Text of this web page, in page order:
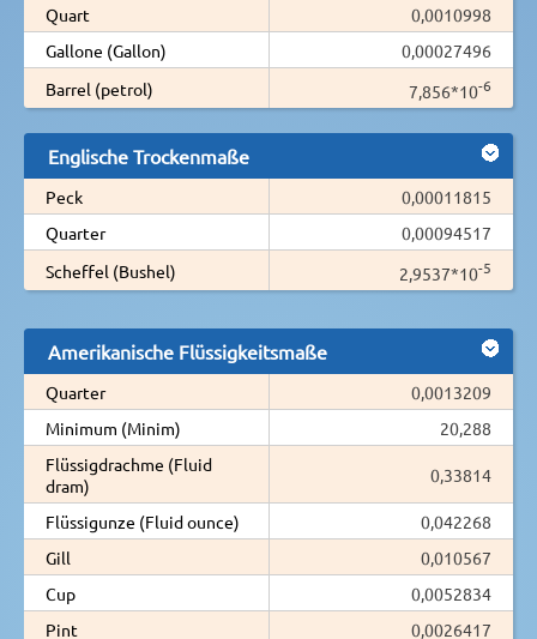
Quart
0,0010998
Gallone (Gallon)
0,00027496
Barrel (petrol)
7,856*10-6
Englische Trockenmaße
Peck
0,00011815
Quarter
0,00094517
Scheffel (Bushel)
2,9537*10-5
Amerikanische Flüssigkeitsmaße
Quarter
0,0013209
Minimum (Minim)
20,288
Flüssigdrachme (Fluid
dram)
0,33814
Flüssigunze (Fluid ounce)
0,042268
Gill
0,010567
Cup
0,0052834
Pint
0,0026417